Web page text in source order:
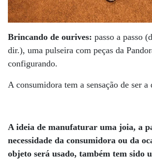
Brincando de ourives: passo a passo
dir.), uma pulseira com peças da
configurando.
A consumidora tem a sensação de ser a
A ideia de manufaturar uma joia, a
necessidade da consumidora ou da
objeto será usado, também tem sido